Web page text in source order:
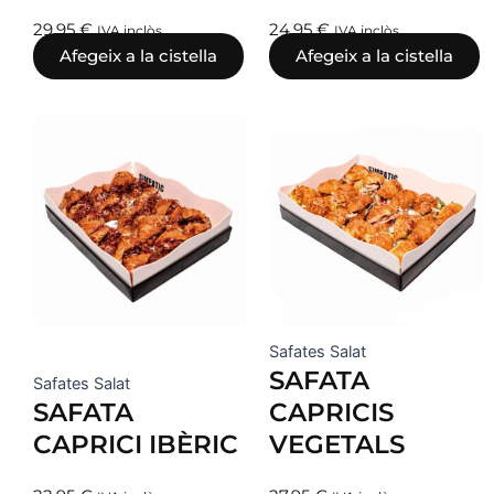
29,95€ IVA inclòs
Afegeix a la cistella
24,95€ IVA inclòs
Afegeix a la cistella
Safates Salat
SAFATA
CAPRICI IBÈRIC
Safates Salat
SAFATA
CAPRICIS
VEGETALS